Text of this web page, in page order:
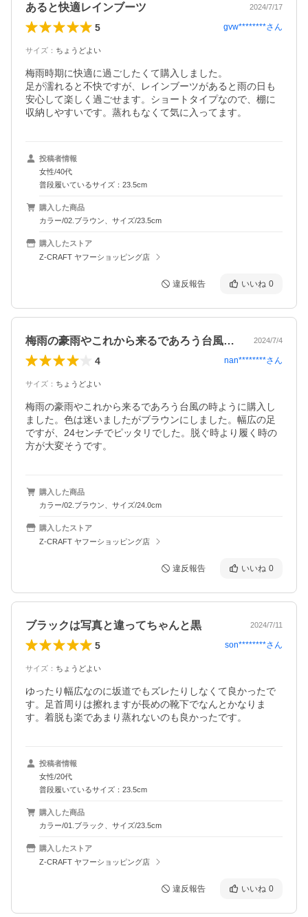
あると快適レインブーツ 2024/7/17
5 gvw********さん
サイズ ： ちょうどよい
梅雨時期に快適に過ごしたくて購入しました。
足が濡れると不快ですが、レインブーツがあると雨の日も
安心して楽しく過ごせます。ショートタイプなので、棚に
収納しやすいです。蒸れもなくて気に入ってます。
投稿者情報
女性/40代
普段履いているサイズ：23.5cm
購入した商品
カラー/02.ブラウン、サイズ/23.5cm
購入したストア
Z-CRAFT ヤフーショッピング店
違反報告 いいね 0
梅雨の豪雨やこれから来るであろう台風の… 2024/7/4
4 nan********さん
サイズ ： ちょうどよい
梅雨の豪雨やこれから来るであろう台風の時ように購入し
ました。色は迷いましたがブラウンにしました。幅広の足
ですが、24センチでピッタリでした。脱ぐ時より履く時の
購入した商品
カラー/02.ブラウン、サイズ/24.0cm
購入したストア
Z-CRAFT ヤフーショッピング店
違反報告 いいね 0
ブラックは写真と違ってちゃんと黒 2024/7/11
5 son********さん
サイズ ： ちょうどよい
ゆったり幅広なのに坂道でもズレたりしなくて良かったで
す。足首周りは擦れますが長めの靴下でなんとかなりま
す。着脱も楽であまり蒸れないのも良かったです。
投稿者情報
女性/20代
普段履いているサイズ：23.5cm
購入した商品
カラー/01.ブラック、サイズ/23.5cm
購入したストア
Z-CRAFT ヤフーショッピング店
違反報告 いいね 0